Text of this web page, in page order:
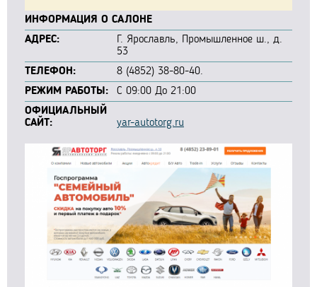
ИНФОРМАЦИЯ О САЛОНЕ
АДРЕС:
Г. Ярославль, Промышленное ш., д.
53
ТЕЛЕФОН:
8 (4852) 38-80-40.
РЕЖИМ РАБОТЫ:
С 09:00 До 21:00
ОФИЦИАЛЬНЫЙ
САЙТ:
yar-autotorg.ru